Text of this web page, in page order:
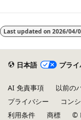
Last updated on 2026/04/
日本語 プラ
AI 免責事項 以前の
プライバシー
コン
利用条件
商標 ©